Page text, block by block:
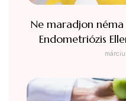
Ne maradjon
Endometriózis